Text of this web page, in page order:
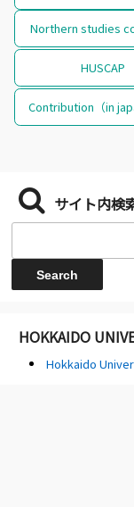
Northern studies
HUSCAP
Contribution（in
サイト内検
HOKKAIDO
Hokkaido